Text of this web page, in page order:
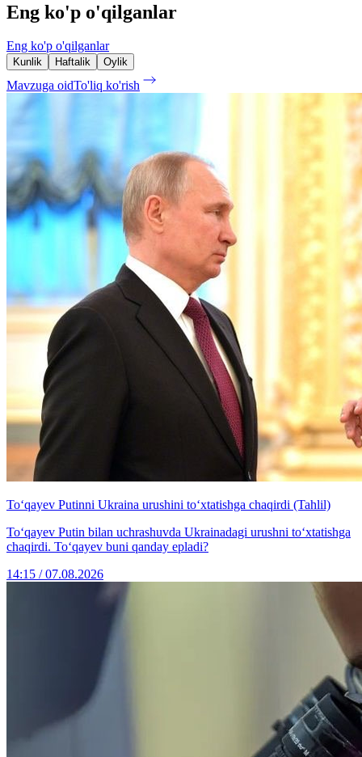
Eng ko'p o'qilganlar
Eng ko'p o'qilganlar
Kunlik Haftalik Oylik
Mavzuga oidTo'liq ko'rish
To‘qayev Putinni Ukraina urushini to‘xtatishga chaqirdi (Tahlil)
To‘qayev Putin bilan uchrashuvda Ukrainadagi urushni to‘xtatishga
chaqirdi. To‘qayev buni qanday epladi?
14:15 / 07.08.2026